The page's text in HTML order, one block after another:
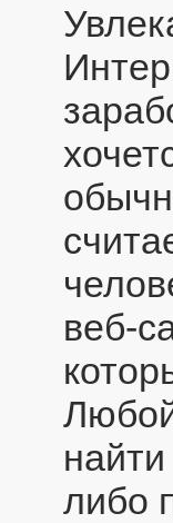
веб-
либо